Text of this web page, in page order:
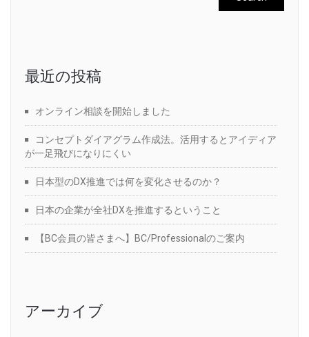
最近の投稿
オンライン相談を開始しました
コンセプトダイアグラム作成法。活用するとアイディア
が一足飛びになりにくい
日本型のDX推進では何を変化させるのか？
日本の企業が全社DXを推進するということ
【BC会員の皆さまへ】BC/Professionalのご案内
アーカイブ